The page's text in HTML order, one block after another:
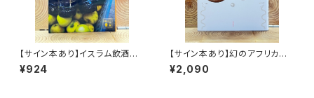
【サイン本あり】イスラム飲酒紀
行
¥924
【サイン本あり】幻のアフリカ納
豆を追え！
¥2,090